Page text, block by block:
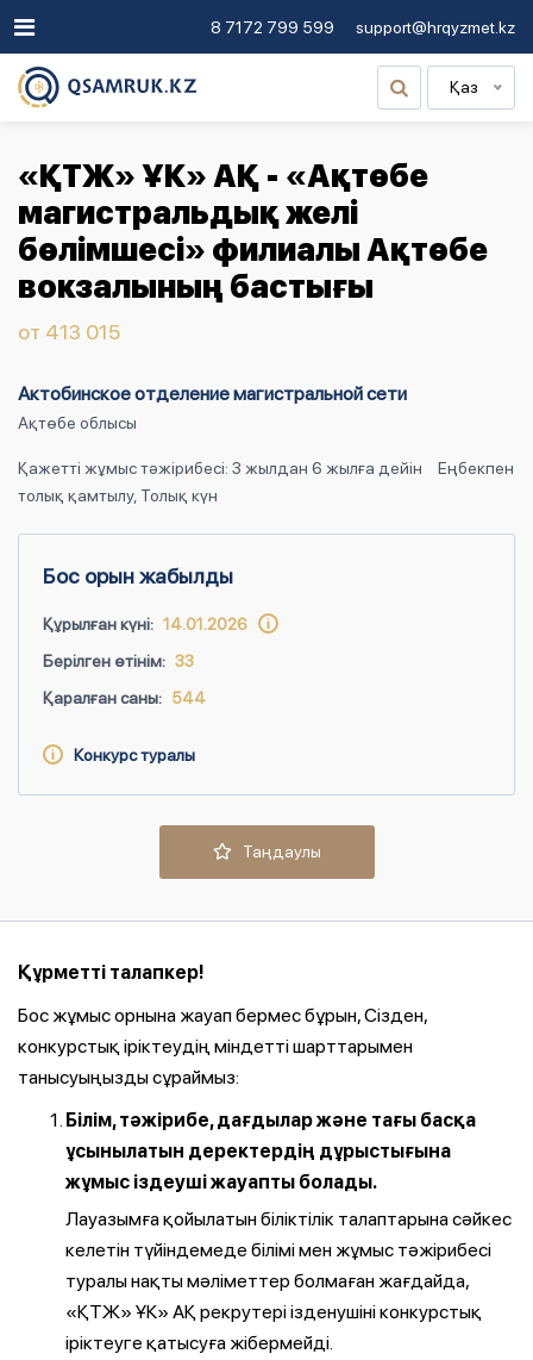
8 7172 799 599 support@hrqyzmet.kz
Қаз
«ҚТЖ» ҰК» АҚ - «Ақтөбе
магистральдық желі
бөлімшесі» филиалы Ақтөбе
вокзалының бастығы
от 413 015
Актобинское отделение магистральной сети
Ақтөбе облысы
Қажетті жұмыс тәжірибесі: 3 жылдан 6 жылға дейін
Еңбекпен
толық қамтылу, Толық күн
Бос орын жабылды
Құрылған күні: 14.01.2026
Берілген өтінім: 33
Қаралған саны: 544
Конкурс туралы
Таңдаулы
Құрметті талапкер!
Бос жұмыс орнына жауап бермес бұрын, Сізден,
конкурстық іріктеудің міндетті шарттарымен
танысуыңызды сұраймыз:
Білім, тәжірибе, дағдылар және тағы басқа
ұсынылатын деректердің дұрыстығына
жұмыс іздеуші жауапты болады.
Лауазымға қойылатын біліктілік талаптарына сәйкес
келетін түйіндемеде білімі мен жұмыс тәжірибесі
туралы нақты мәліметтер болмаған жағдайда,
«ҚТЖ» ҰК» АҚ рекрутері ізденушіні конкурстық
іріктеуге қатысуға жібермейді.